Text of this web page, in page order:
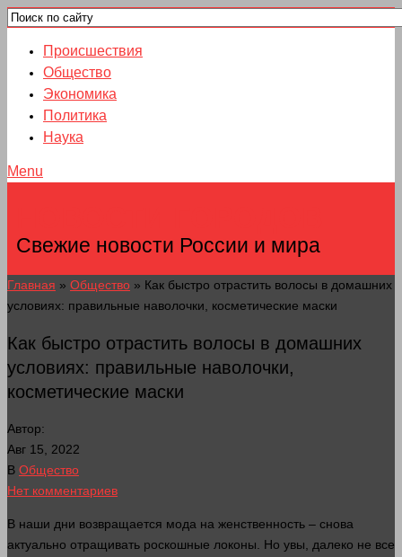
Происшествия
Общество
Экономика
Политика
Наука
Menu
Свежие новости России и мира
Главная » Общество » Как быстро отрастить волосы в домашних
условиях: правильные наволочки, косметические маски
Как быстро отрастить волосы в домашних
условиях: правильные наволочки,
косметические маски
Автор:
Авг 15, 2022
В Общество
Нет комментариев
В наши дни возвращается мода на женственность – снова
актуально отращивать роскошные локоны. Но увы, далеко не все